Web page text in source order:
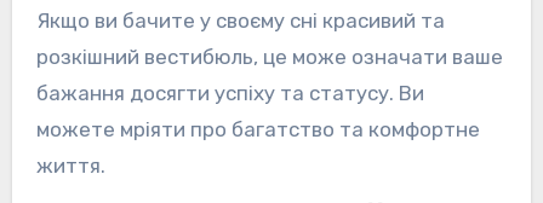
Якщо ви бачите у своєму сні красивий та
розкішний вестибюль, це може означати ваше
бажання досягти успіху та статусу. Ви
можете мріяти про багатство та комфортне
життя.